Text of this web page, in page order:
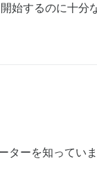
始するのに十
ターを知ってい